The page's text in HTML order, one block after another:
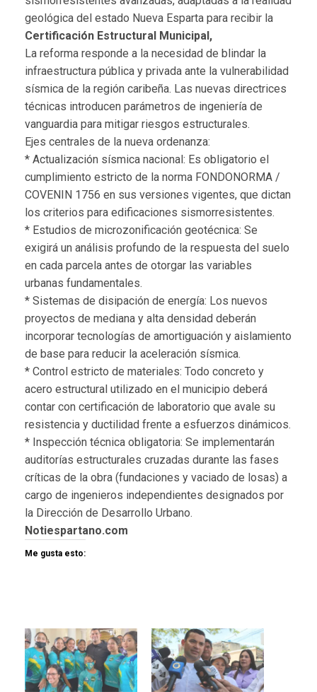
geológica del estado Nueva Esparta para recibir la
Certificación Estructural Municipal,
La reforma responde a la necesidad de blindar la
infraestructura pública y privada ante la vulnerabilidad
sísmica de la región caribeña. Las nuevas directrices
técnicas introducen parámetros de ingeniería de
vanguardia para mitigar riesgos estructurales.
Ejes centrales de la nueva ordenanza:
* Actualización sísmica nacional: Es obligatorio el
cumplimiento estricto de la norma FONDONORMA /
COVENIN 1756 en sus versiones vigentes, que dictan
los criterios para edificaciones sismorresistentes.
* Estudios de microzonificación geotécnica: Se
exigirá un análisis profundo de la respuesta del suelo
en cada parcela antes de otorgar las variables
urbanas fundamentales.
* Sistemas de disipación de energía: Los nuevos
proyectos de mediana y alta densidad deberán
incorporar tecnologías de amortiguación y aislamiento
de base para reducir la aceleración sísmica.
* Control estricto de materiales: Todo concreto y
acero estructural utilizado en el municipio deberá
contar con certificación de laboratorio que avale su
resistencia y ductilidad frente a esfuerzos dinámicos.
* Inspección técnica obligatoria: Se implementarán
auditorías estructurales cruzadas durante las fases
críticas de la obra (fundaciones y vaciado de losas) a
cargo de ingenieros independientes designados por
la Dirección de Desarrollo Urbano.
Notiespartano.com
Me gusta esto: